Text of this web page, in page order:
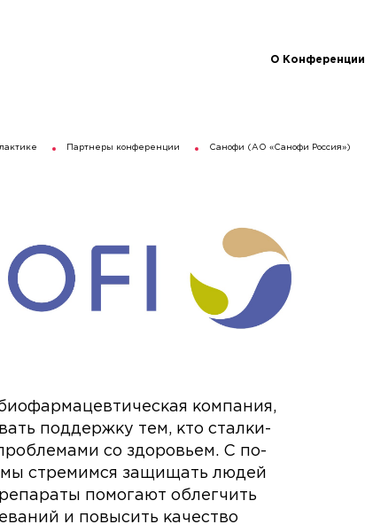
О Конференции
Партнеры конференции Санофи (АО «Санофи Россия»)
компания,
поддержку тем, кто сталки­
со здоровьем. С по­
стремимся защищать людей
помогают облегчить
и повысить качество